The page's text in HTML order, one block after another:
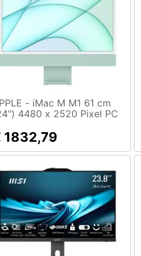
- iMac M M1 61 cm
4480 x 2520 Pixel PC
Big Sur Wi-Fi 6
Verde
1832,79